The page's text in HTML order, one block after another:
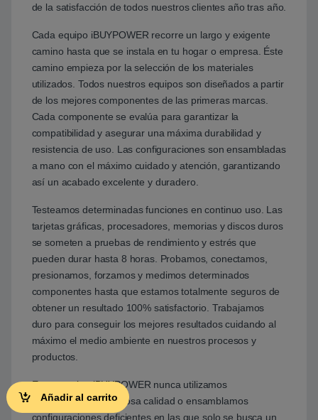
Añadir al carrito
de la satisfacción de todos nuestros clientes año tras año.
Cada equipo iBUYPOWER recorre un largo y exigente
camino hasta que se instala en tu hogar o empresa. Éste
camino empieza por la selección de los materiales
utilizados. Todos nuestros equipos son diseñados a partir
de los mejores componentes de las primeras marcas.
Cada componente se evalúa para garantizar la
compatibilidad y asegurar una máxima durabilidad y
resistencia de uso. Las configuraciones son ensambladas
a mano con el máximo cuidado y atención, garantizando
así un acabado excelente y duradero.
Testeamos determinadas funciones en continuo uso. Las
tarjetas gráficas, procesadores, memorias y discos duros
se someten a pruebas de rendimiento y estrés que
pueden durar hasta 8 horas. Probamos, conectamos,
presionamos, forzamos y medimos determinados
componentes hasta que estamos totalmente seguros de
obtener un resultado 100% satisfactorio. Trabajamos
duro para conseguir los mejores resultados cuidando al
máximo el medio ambiente en nuestros procesos y
productos.
En un equipo iBUYPOWER nunca utilizamos
componentes de dudosa calidad o ensamblamos
configuraciones deficientes en las que solo se busca un